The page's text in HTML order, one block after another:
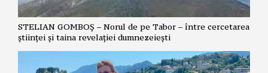
STELIAN GOMBOȘ – Norul de pe Tabor – între cercetarea
științei și taina revelației dumnezeiești